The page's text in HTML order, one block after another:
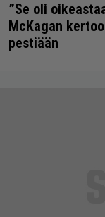
”Se oli
McKagan
pestiään